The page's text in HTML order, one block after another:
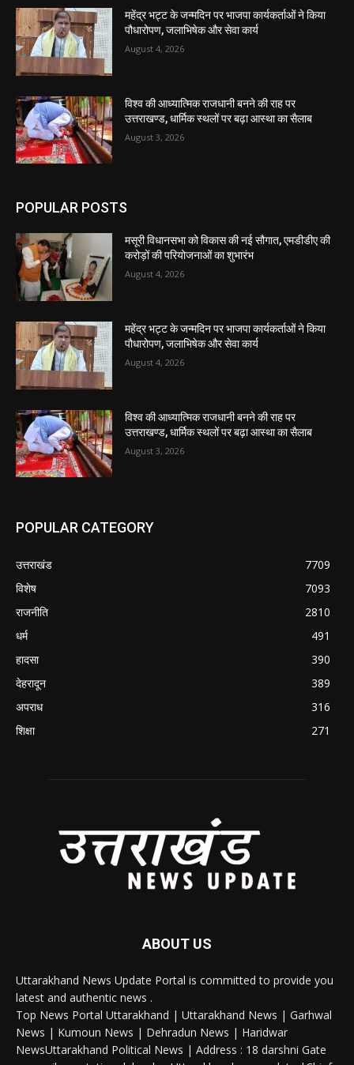
महेंद्र भट्ट के जन्मदिन पर भाजपा कार्यकर्ताओं ने किया
पौधारोपण, जलाभिषेक और सेवा कार्य
August 4, 2026
विश्व की आध्यात्मिक राजधानी बनने की राह पर
उत्तराखण्ड, धार्मिक स्थलों पर बढ़ा आस्था का सैलाब
August 3, 2026
POPULAR POSTS
मसूरी विधानसभा को विकास की नई सौगात, एमडीडीए की
करोड़ों की परियोजनाओं का शुभारंभ
August 4, 2026
महेंद्र भट्ट के जन्मदिन पर भाजपा कार्यकर्ताओं ने किया
पौधारोपण, जलाभिषेक और सेवा कार्य
August 4, 2026
विश्व की आध्यात्मिक राजधानी बनने की राह पर
उत्तराखण्ड, धार्मिक स्थलों पर बढ़ा आस्था का सैलाब
August 3, 2026
POPULAR CATEGORY
उत्तराखंड
7709
विशेष
7093
राजनीति
2810
धर्म
491
हादसा
390
देहरादून
389
अपराध
316
शिक्षा
271
ABOUT US
Uttarakhand News Update Portal is committed to provide you
latest and authentic news .
Top News Portal Uttarakhand | Uttarakhand News | Garhwal
News | Kumoun News | Dehradun News | Haridwar
NewsUttarakhand Political News | Address : 18 darshni Gate